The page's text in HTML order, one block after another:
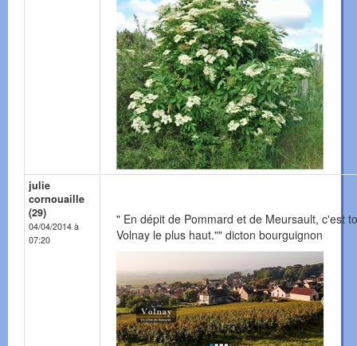
julie
cornouaille
(29)
04/04/2014 à
07:20
" En dépit de Pommard et de Meursault, c'est
Volnay le plus haut."" dicton bourguignon